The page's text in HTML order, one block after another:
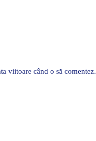
viitoare când o să comentez.